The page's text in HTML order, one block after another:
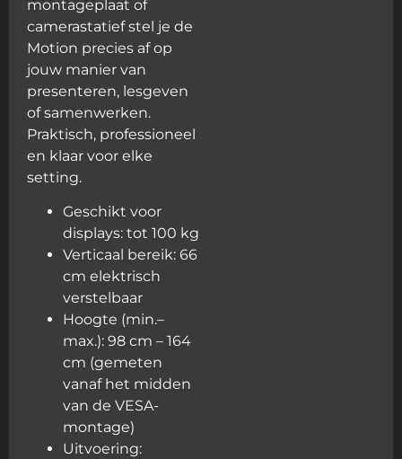
montageplaat of
camerastatief stel je de
Motion precies af op
jouw manier van
presenteren, lesgeven
of samenwerken.
Praktisch, professioneel
en klaar voor elke
setting.
Geschikt voor
displays: tot 100 kg
Verticaal bereik: 66
cm elektrisch
verstelbaar
Hoogte (min.–
max.): 98 cm – 164
cm (gemeten
vanaf het midden
van de VESA-
montage)
Uitvoering: